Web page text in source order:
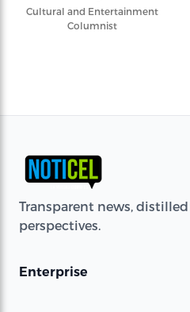
Cultural and Entertainment
Columnist
Transparent news,
perspectives.
Enterprise